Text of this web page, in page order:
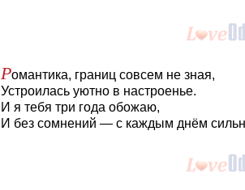
Романтика, границ совсем не зная,
Устроилась уютно в настроенье.
И я тебя три года обожаю,
И без сомнений — с каждым днём